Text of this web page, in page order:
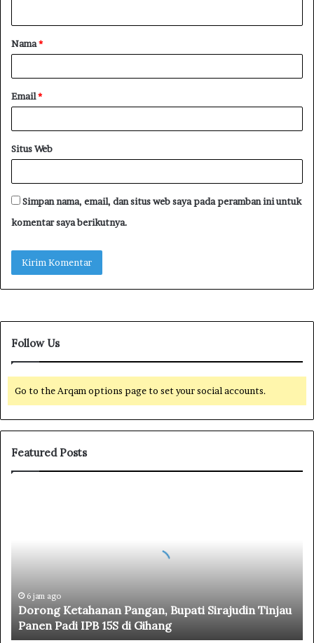
Nama*
Email*
Situs Web
Simpan nama, email, dan situs web saya pada peramban ini untuk
komentar saya berikutnya.
Follow Us
Go to the Arqam options page to set your social accounts.
Featured Posts
h
6 jam ago
Dorong Ketahanan Pangan, Bupati Sirajudin Tinjau
Panen Padi IPB 15S di Gihang